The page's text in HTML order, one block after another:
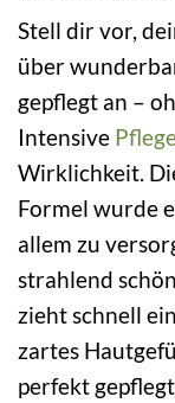
Stell dir vor,
über
gepflegt an –
Intensive
Wirklichkeit.
Formel wurde
allem zu
strahlend
zieht schnell
zartes
perfekt